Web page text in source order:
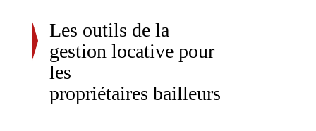
Les outils de la
gestion locative pour
les
propriétaires bailleurs